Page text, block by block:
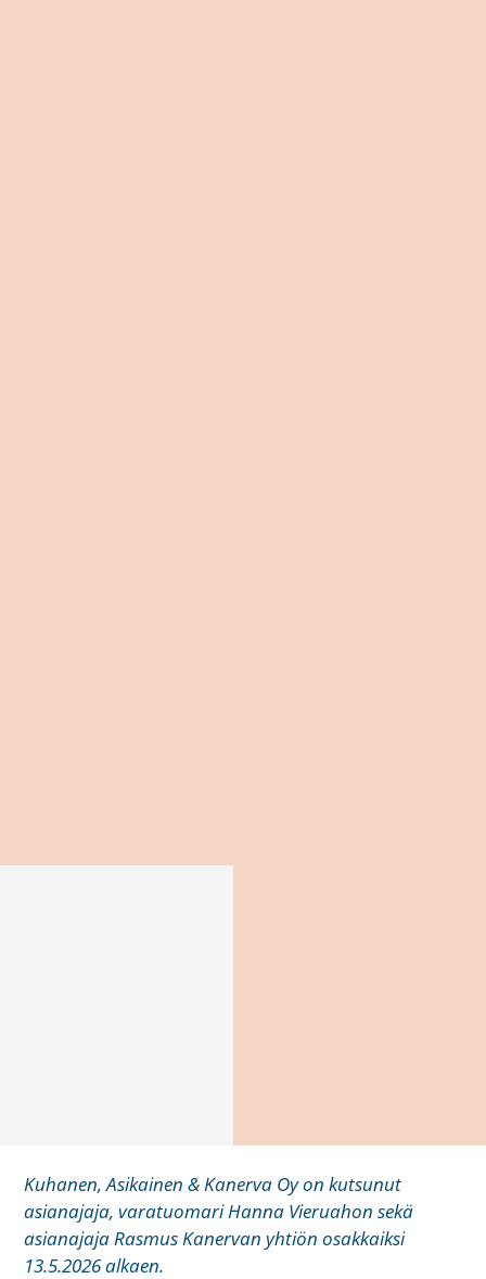
Kuhanen, Asikainen & Kanerva Oy on kutsunut
asianajaja, varatuomari Hanna Vieruahon sekä
asianajaja Rasmus Kanervan yhtiön osakkaiksi
13.5.2026 alkaen.